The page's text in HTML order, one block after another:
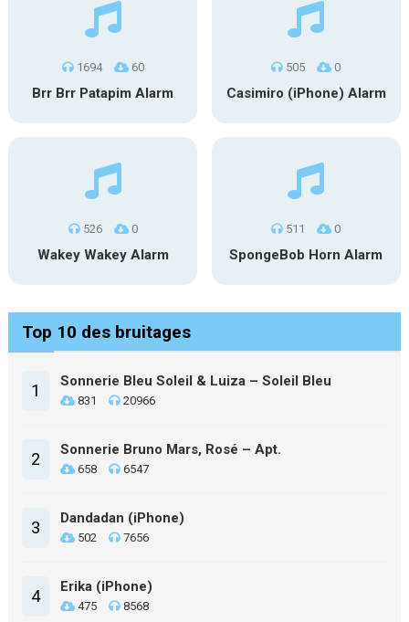
1694 60
Brr Brr Patapim Alarm
505 0
Casimiro (iPhone) Alarm
526 0
Wakey Wakey Alarm
511 0
SpongeBob Horn Alarm
Top 10 des bruitages
1 Sonnerie Bleu Soleil & Luiza – Soleil Bleu
831 20966
2 Sonnerie Bruno Mars, Rosé – Apt.
658 6547
3 Dandadan (iPhone)
502 7656
4 Erika (iPhone)
475 8568